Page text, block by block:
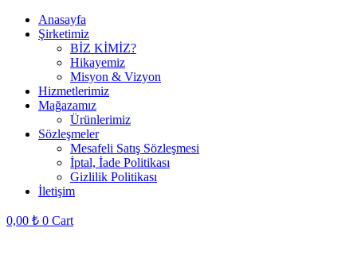
Anasayfa
Şirketimiz
BİZ KİMİZ?
Hikayemiz
Misyon & Vizyon
Hizmetlerimiz
Mağazamız
Ürünlerimiz
Sözleşmeler
Mesafeli Satış Sözleşmesi
İptal, İade Politikası
Gizlilik Politikası
İletişim
0,00 ₺ 0 Cart